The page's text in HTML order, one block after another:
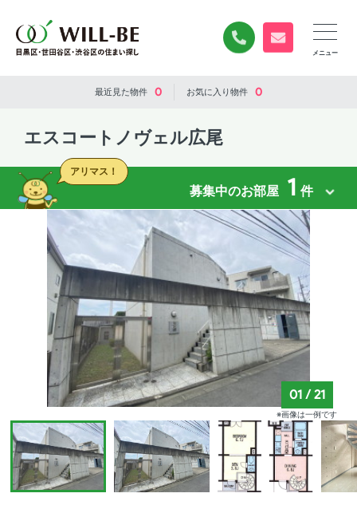
0120-840-834
無料お問い合
最近見た物件 0 お気に入り物件 0
エスコートノヴェル広尾
募集中のお部屋 1 件
アリマス！
01 /21
※画像は一例です